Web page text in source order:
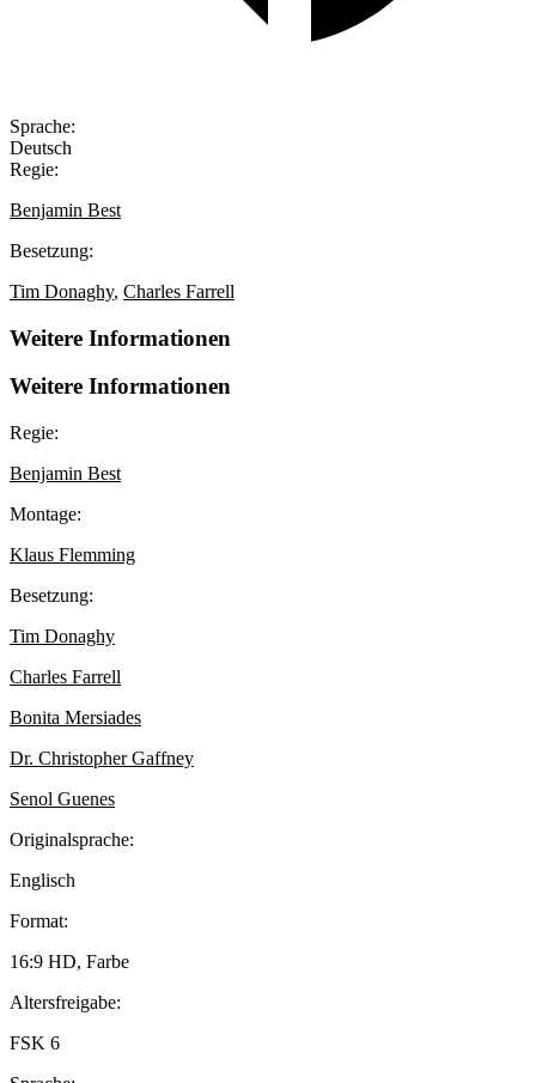
Sprache:
Deutsch
Regie:
Benjamin Best
Besetzung:
Tim Donaghy, Charles Farrell
Weitere Informationen
Weitere Informationen
Regie:
Benjamin Best
Montage:
Klaus Flemming
Besetzung:
Tim Donaghy
Charles Farrell
Bonita Mersiades
Dr. Christopher Gaffney
Senol Guenes
Originalsprache:
Englisch
Format:
16:9 HD, Farbe
Altersfreigabe:
FSK 6